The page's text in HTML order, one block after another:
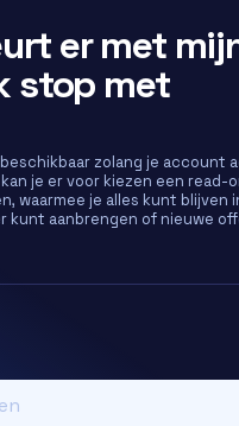
er met
stop met
zolang je account
je er voor kiezen een read-
waarmee je alles kunt blijven
kunt aanbrengen of nieuwe